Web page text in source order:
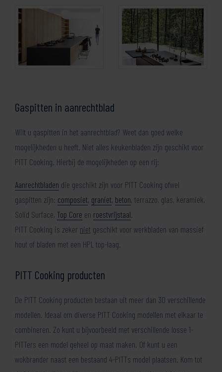
Gaspitten in aanrechtblad
Wilt u gaspitten in het aanrechtblad? Weet dan goed welke
mogelijkheden u heeft. Niet alles keukenbladen zijn geschikt voor
PITT Cooking. Hierbij de mogelijkheden op een rij:
Aanrechtbladen die geschikt zijn voor PITT Cooking ofwel
gaspitten zijn: composiet, graniet, beton, terrazzo, glas, keramiek,
Solid Surface, Top Core en roestvrijstaal.
PITT Cooking is zeker niet geschikt voor werkbladen van massief
hout of bladen met een HPL top-laag.
PITT Cooking producten
De PITT Cooking producten bestaan uit meer dan 30 verschillende
modellen. Ideaal om diverse PITT Cooking modellen met elkaar te
combineren. Zo kunt u bijvoorbeeld met verschillende losse 1-
PITTers een model geheel op maat maken. Of kunt u een
wokbrander naast een bestaand 4-PITTs model plaatsen. Kom tot